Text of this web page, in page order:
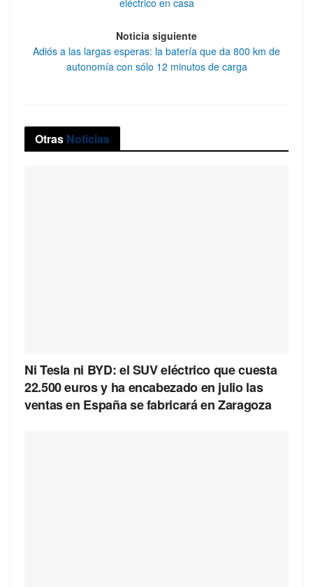
eléctrico en casa
Noticia siguiente
Adiós a las largas esperas: la batería que da 800 km de
autonomía con sólo 12 minutos de carga
Otras Noticias
Ni Tesla ni BYD: el SUV eléctrico que cuesta
22.500 euros y ha encabezado en julio las
ventas en España se fabricará en Zaragoza